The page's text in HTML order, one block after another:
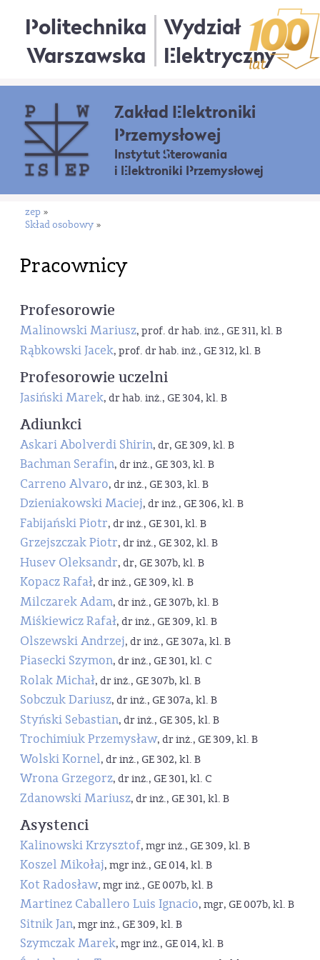
Politechnika
Warszawska
Wydział
Elektryczny
Zakład Elektroniki
Przemysłowej
Instytut Sterowania
i Elektroniki Przemysłowej
zep »
Skład osobowy »
Pracownicy
Profesorowie
Malinowski Mariusz, prof. dr hab. inż., GE 311, kl. B
Rąbkowski Jacek, prof. dr hab. inż., GE 312, kl. B
Profesorowie uczelni
Jasiński Marek, dr hab. inż., GE 304, kl. B
Adiunkci
Askari Abolverdi Shirin, dr, GE 309, kl. B
Bachman Serafin, dr inż., GE 303, kl. B
Carreno Alvaro, dr inż., GE 303, kl. B
Dzieniakowski Maciej, dr inż., GE 306, kl. B
Fabijański Piotr, dr inż., GE 301, kl. B
Grzejszczak Piotr, dr inż., GE 302, kl. B
Husev Oleksandr, dr, GE 307b, kl. B
Kopacz Rafał, dr inż., GE 309, kl. B
Milczarek Adam, dr inż., GE 307b, kl. B
Miśkiewicz Rafał, dr inż., GE 309, kl. B
Olszewski Andrzej, dr inż., GE 307a, kl. B
Piasecki Szymon, dr inż., GE 301, kl. C
Rolak Michał, dr inż., GE 307b, kl. B
Sobczuk Dariusz, dr inż., GE 307a, kl. B
Styński Sebastian, dr inż., GE 305, kl. B
Trochimiuk Przemysław, dr inż., GE 309, kl. B
Wolski Kornel, dr inż., GE 302, kl. B
Wrona Grzegorz, dr inż., GE 301, kl. C
Zdanowski Mariusz, dr inż., GE 301, kl. B
Asystenci
Kalinowski Krzysztof, mgr inż., GE 309, kl. B
Koszel Mikołaj, mgr inż., GE 014, kl. B
Kot Radosław, mgr inż., GE 007b, kl. B
Martinez Caballero Luis Ignacio, mgr, GE 007b, kl. B
Sitnik Jan, mgr inż., GE 309, kl. B
Szymczak Marek, mgr inż., GE 014, kl. B